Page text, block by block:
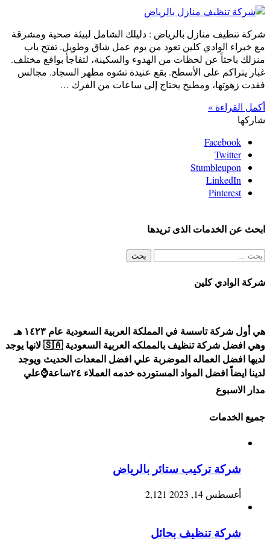
شركة تنظيف منازل بالرياض : دليلك الشامل لبيئة صحية ومشرقة
مع خبراء الوادي كلين تعود من يوم عمل شاق وطويل. تفتح باب
منزلك باحثاً عن لحظات من الهدوء والسكينة، لتفاجأ بواقع مختلف.
غبار يتراكم على الأسطح. بقع عنيدة تشوه مظهر السجاد. مجالس
فقدت زهوتها، ومطبخ يحتاج إلى ساعات من الفرك …
أكمل القراءة »
شاركها
Facebook
Twitter
Stumbleupon
LinkedIn
Pinterest
ابحث عن الخدمات الذى تريدها
البحث
شركة الوادي كلين
هي أول شركة تاسسة في المملكة العربية السعودية عام ١٤٢٣ هـ
وهي افضل شركة تنظيف بالمملكه العربية السعودية 🇸🇦 لانها يوجد
لديها افضل العماله الموضربة علي افضل المعدات الحديث ويوجد
لدينا ايضاً افضل المواد المستورده خدمه العملاء ٢٤ساعة⌚علي
مدار الاسبوع
جميع الخدمات
شركة تركيب ستائر بالرياض
أغسطس 14, 2023 2,121
شركة تنظيف بحائل